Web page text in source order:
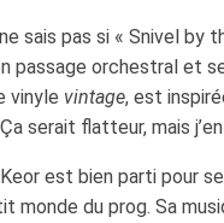
sais pas si « Snivel by
passage orchestral et
vinyle vintage, est
serait flatteur, mais
est bien parti pour
monde du prog. Sa